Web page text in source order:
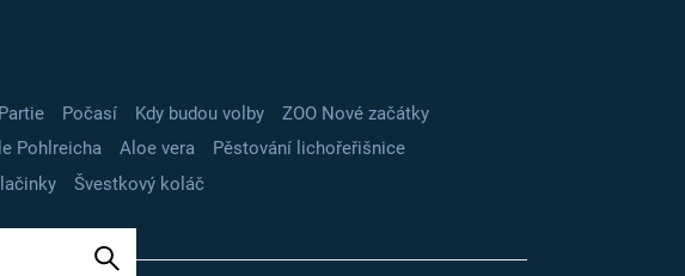
Partie Počasí Kdy budou volby
ZOO Nové začátky
Pohlreicha Aloe vera
Pěstování lichořeřišnice
Švestkový koláč